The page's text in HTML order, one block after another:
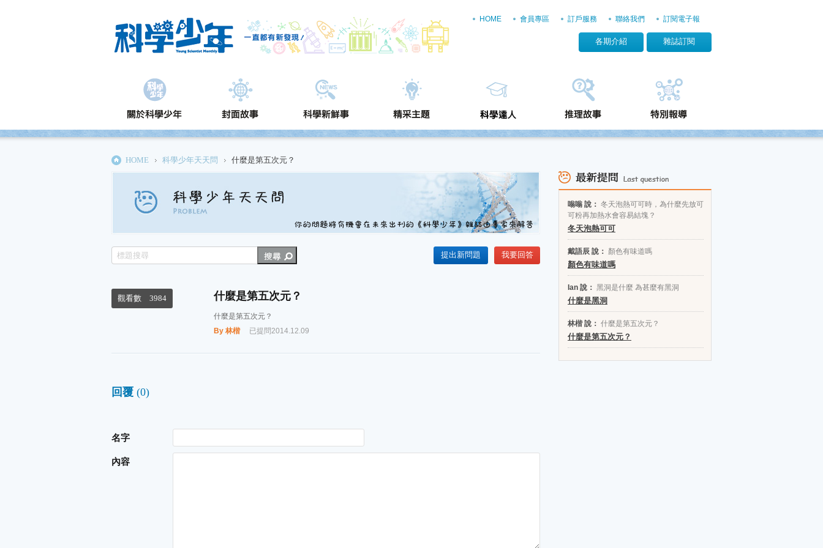
HOME 會員專區 訂戶服務 聯絡我們 訂閱電子報
各期介紹 雜誌訂閱
HOME 科學少年天天問 什麼是第五次元？
提出新問題 我要回答
觀看數 3984 什麼是第五次元？
什麼是第五次元？
By 林楷
已提問2014.12.09
回覆 (0)
名字
內容
嗡嗡 說： 冬天泡熱可可時，為什麼先放可
可粉再加熱水會容易結塊？
冬天泡熱可可
戴語辰 說： 顏色有味道嗎
顏色有味道嗎
Ian 說： 黑洞是什麼 為甚麼有黑洞
什麼是黑洞
林楷 說： 什麼是第五次元？
什麼是第五次元？